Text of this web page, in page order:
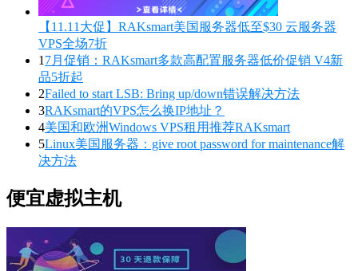
【11.11大促】RAKsmart美国服务器低至$30 云服务器
VPS全场7折
1 7月促销：RAKsmart多款高配置服务器低价促销 V4新
品5折起
2Failed to start LSB: Bring up/down错误解决方法
3RAKsmart的VPS怎么换IP地址？
4美国和欧洲Windows VPS租用推荐RAKsmart
5Linux美国服务器：give root password for maintenance解
决方法
便宜虚拟主机